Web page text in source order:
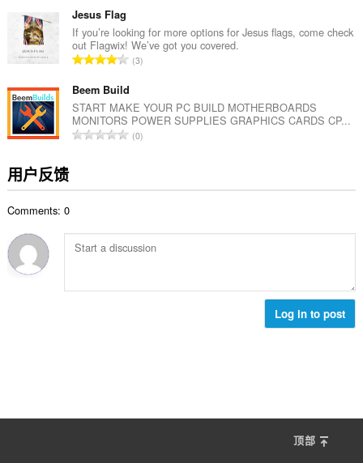
次
数
：
Jesus Flag
If you’re looking for more options for Jesus flags, come check
out Flagwix! We’ve got you covered.
总
分
次
数
：
3
Beem Build
START MAKE YOUR PC BUILD MOTHERBOARDS
MONITORS POWER SUPPLIES GRAPHICS CARDS CP...
总
0
用户反馈
Comments: 0
Log in to post
顶部